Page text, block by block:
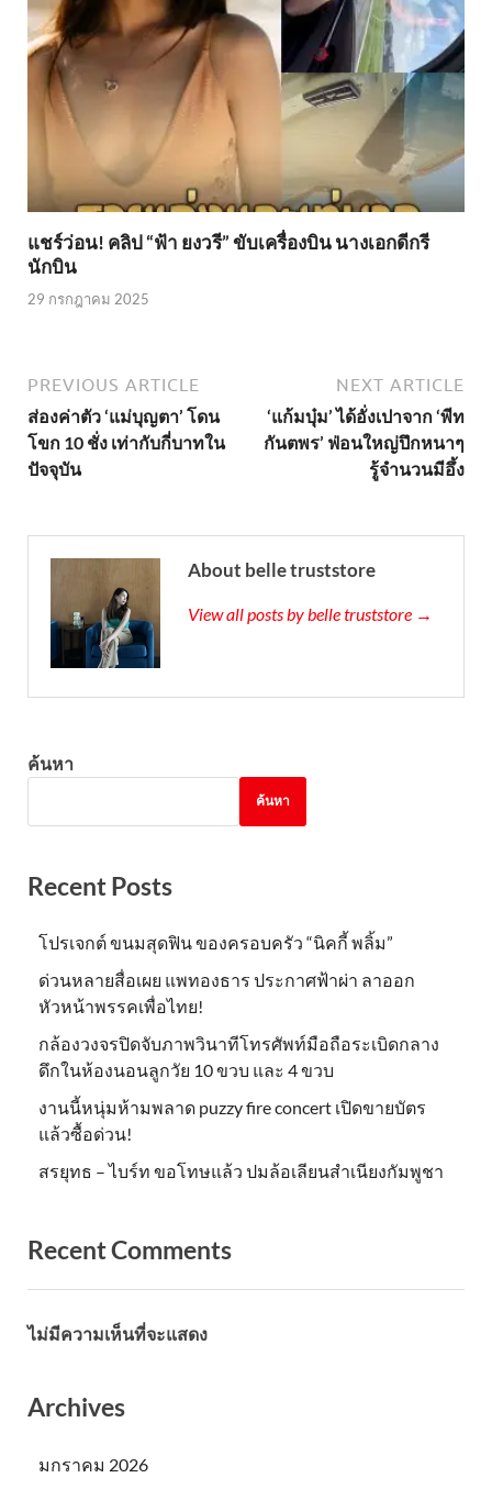
แชร์ว่อน! คลิป “ฟ้า ยงวรี” ขับเครื่องบิน นางเอกดีกรี
นักบิน
29 กรกฎาคม 2025
PREVIOUS ARTICLE
ส่องค่าตัว ‘แม่บุญตา’ โดน
โขก 10 ชั่ง เท่ากับกี่บาทใน
ปัจจุบัน
NEXT ARTICLE
‘แก้มบุ๋ม’ ได้อั่งเปาจาก ‘พีท
กันตพร’ ฟ่อนใหญ่ปึกหนาๆ
รู้จำนวนมีอึ้ง
About belle truststore
View all posts by belle truststore →
ค้นหา
ค้นหา
Recent Posts
โปรเจกต์ ขนมสุดฟิน ของครอบครัว “นิคกี้ พลิ้ม”
ด่วนหลายสื่อเผย แพทองธาร ประกาศฟ้าผ่า ลาออก
หัวหน้าพรรคเพื่อไทย!
กล้องวงจรปิดจับภาพวินาทีโทรศัพท์มือถือระเบิดกลาง
ดึกในห้องนอนลูกวัย 10 ขวบ และ 4 ขวบ
งานนี้หนุ่มห้ามพลาด puzzy fire concert เปิดขายบัตร
แล้วซื้อด่วน!
สรยุทธ – ไบร์ท ขอโทษแล้ว ปมล้อเลียนสำเนียงกัมพูชา
Recent Comments
ไม่มีความเห็นที่จะแสดง
Archives
มกราคม 2026